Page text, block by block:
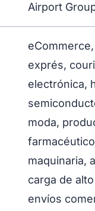
Airport
exprés,
electrónica,
moda,
maquinaria,
carga de
envíos